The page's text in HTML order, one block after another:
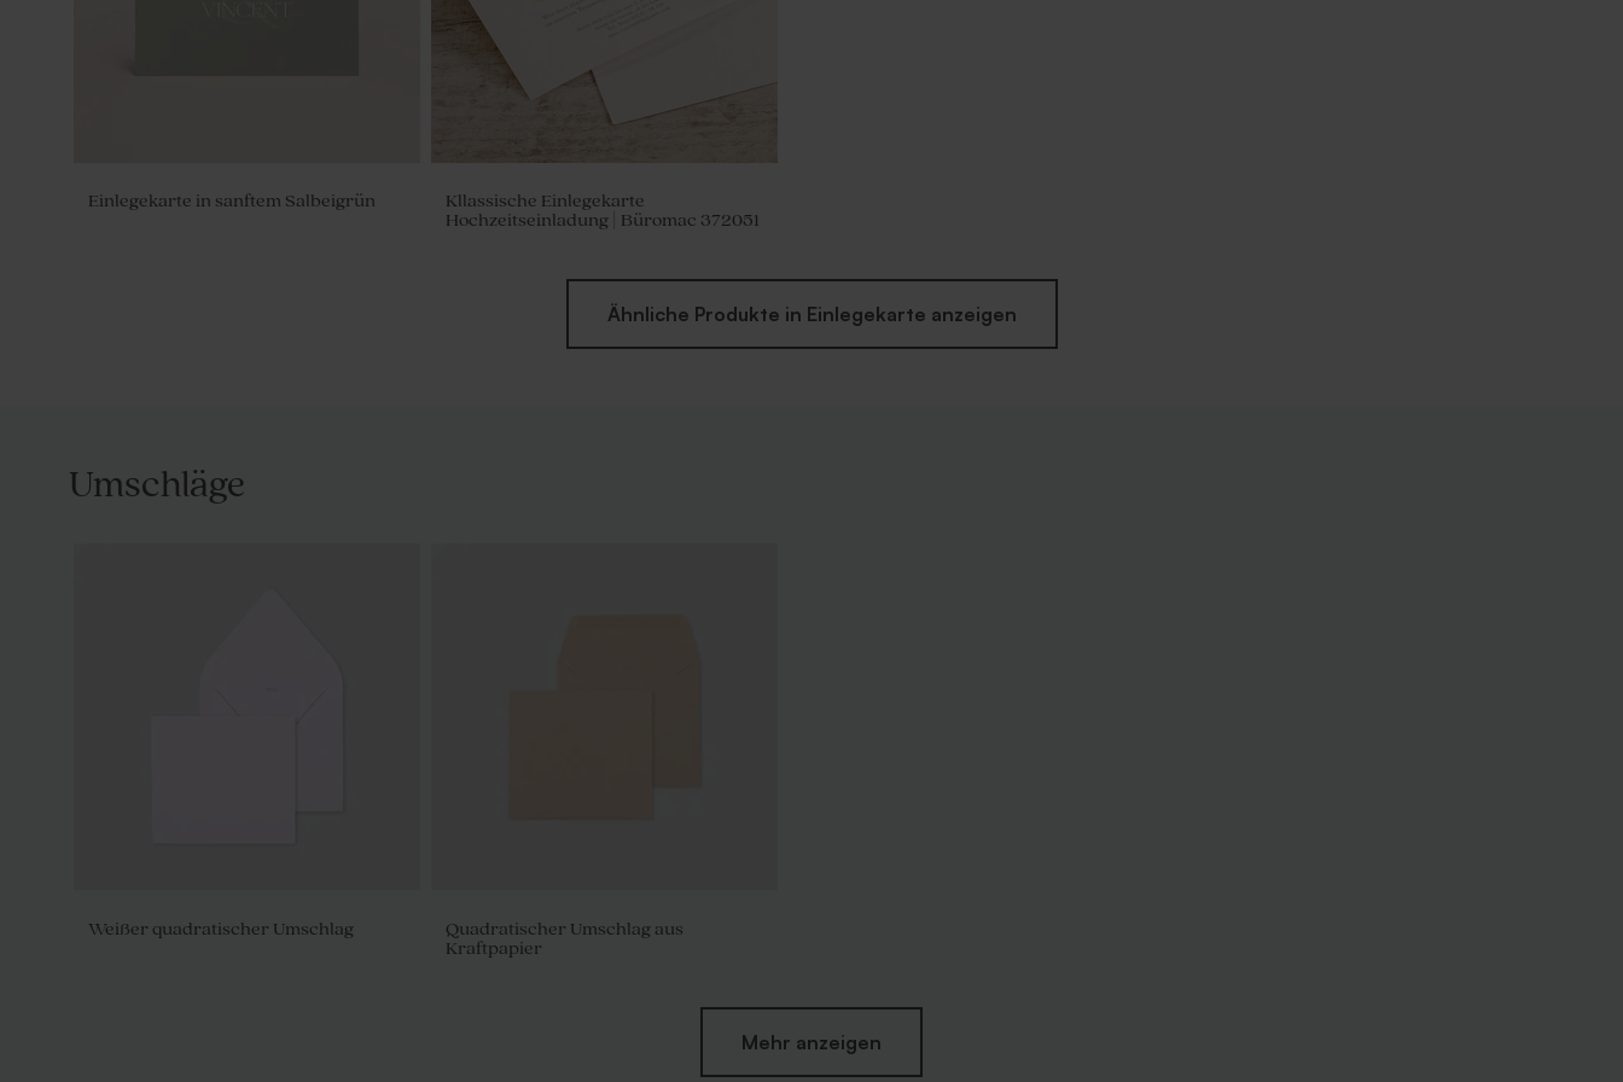
Einlegekarte in sanftem Salbeigrün
Kllassische Einlegekarte
Hochzeitseinladung | Büromac 372051
Ähnliche Produkte in Einlegekarte anzeigen
Umschläge
Weißer quadratischer Umschlag
Quadratischer Umschlag aus
Kraftpapier
Mehr anzeigen